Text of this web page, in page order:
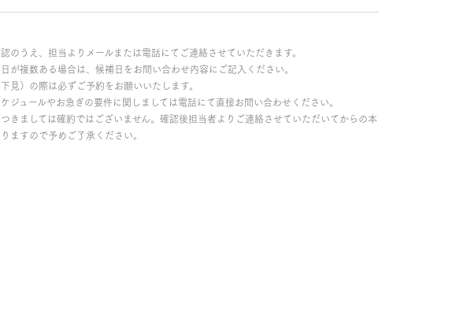
のうえ、担当よりメールまたは電話にてご連絡させていただきます。
が複数ある場合は、候補日をお問い合わせ内容にご記入ください。
見）の際は必ずご予約をお願いいたします。
ジュールやお急ぎの要件に関しましては電話にて直接お問い合わせください。
きましては確約ではございません。確認後担当者よりご連絡させていただいてからの本
ますので予めご了承ください。